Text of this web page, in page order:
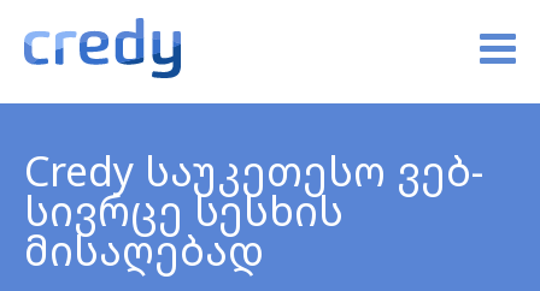
Credy საუკეთესო ვებ-
სივრცე სესხის
მისაღებად